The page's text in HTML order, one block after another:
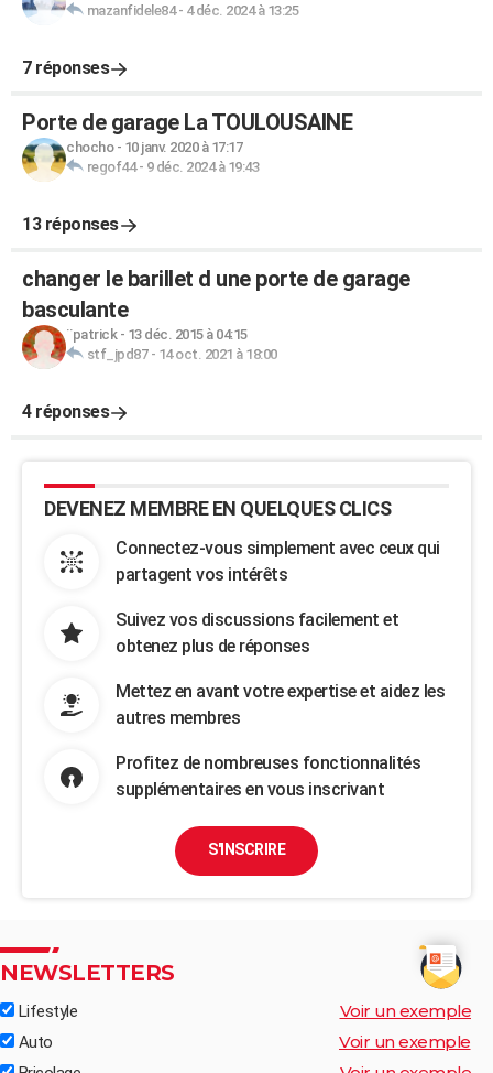
mazanfidele84- 4 déc. 2024 à 13:25
7 réponses
Porte de garage La TOULOUSAINE
chocho- 10 janv. 2020 à 17:17
regof44- 9 déc. 2024 à 19:43
13 réponses
changer le barillet d une porte de garage
basculante
¨patrick- 13 déc. 2015 à 04:15
stf_jpd87- 14 oct. 2021 à 18:00
4 réponses
DEVENEZ MEMBRE EN QUELQUES CLICS
Connectez-vous simplement avec ceux qui
partagent vos intérêts
Suivez vos discussions facilement et
obtenez plus de réponses
Mettez en avant votre expertise et aidez les
autres membres
Profitez de nombreuses fonctionnalités
supplémentaires en vous inscrivant
S'INSCRIRE
NEWSLETTERS
Lifestyle Voir un exemple
Auto Voir un exemple